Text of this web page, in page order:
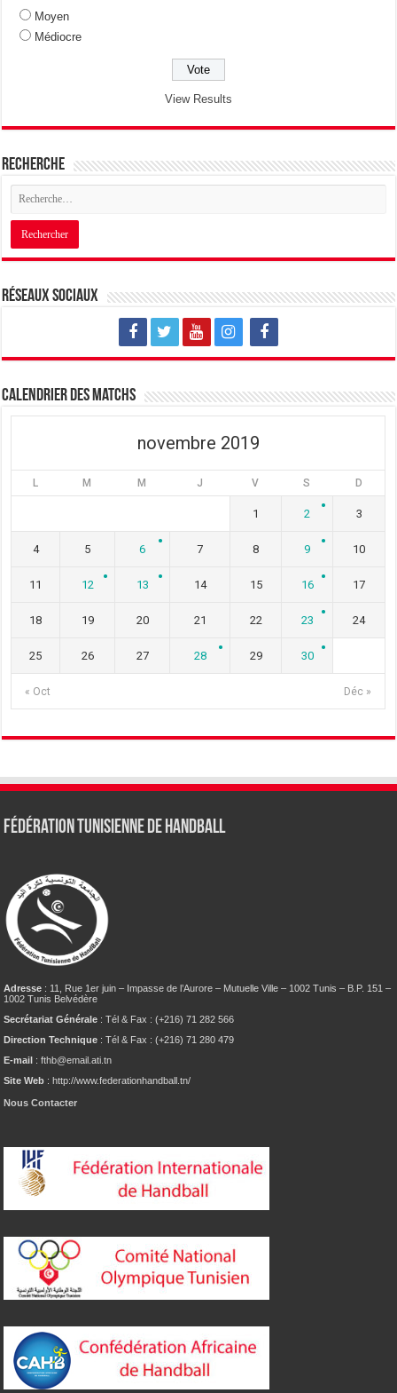
Moyen
Médiocre
View Results
Recherche
Réseaux sociaux
Calendrier des matchs
novembre 2019
L M M J V S D
« Oct Déc »
1 2 3
4 5 6 7 8 9 10
11 12 13 14 15 16 17
18 19 20 21 22 23 24
25 26 27 28 29 30
Fédération tunisienne de Handball
Adresse : 11, Rue 1er juin – Impasse de l’Aurore – Mutuelle Ville – 1002 Tunis – B.P. 151 –
1002 Tunis Belvédère
Secrétariat Générale : Tél & Fax : (+216) 71 282 566
Direction Technique : Tél & Fax : (+216) 71 280 479
E-mail : fthb@email.ati.tn
Site Web : http://www.federationhandball.tn/
Nous Contacter